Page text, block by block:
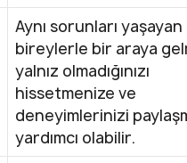
Aynı sorunları
bireylerle bir araya
yalnız olmadığınızı
hissetmenize ve
deneyimlerinizi
yardımcı olabilir.